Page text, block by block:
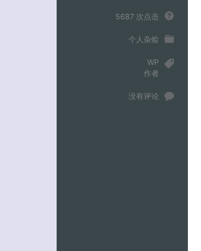
5687 次点击
个人杂烩
WP
作者
没有评论